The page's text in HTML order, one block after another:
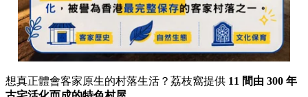
想真正體會客家原生的村落生活？荔枝窩提供 11 間由 300 年